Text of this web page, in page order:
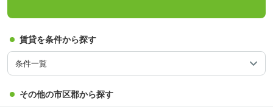
賃貸を条件から探す
条件一覧
その他の市区郡から探す